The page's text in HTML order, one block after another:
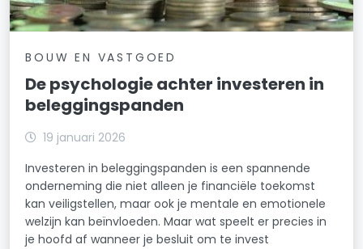
BOUW EN VASTGOED
De psychologie achter investeren in
beleggingspanden
19 januari 2026
Investeren in beleggingspanden is een spannende
onderneming die niet alleen je financiële toekomst
kan veiligstellen, maar ook je mentale en emotionele
welzijn kan beïnvloeden. Maar wat speelt er precies in
je hoofd af wanneer je besluit om te invest